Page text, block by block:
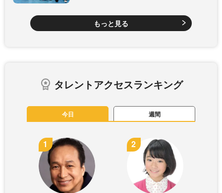
もっと見る
タレントアクセスランキング
今日 週間